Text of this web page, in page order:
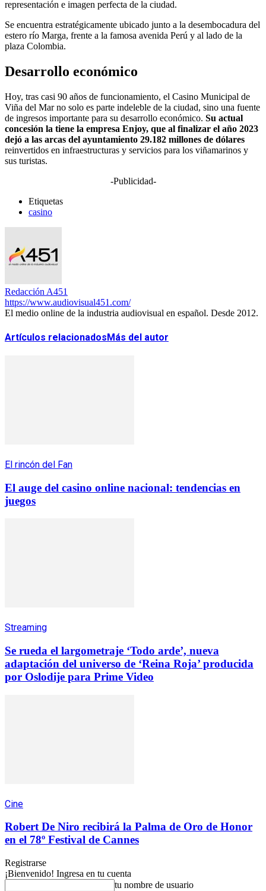
representación e imagen perfecta de la ciudad.
Se encuentra estratégicamente ubicado junto a la desembocadura del
estero río Marga, frente a la famosa avenida Perú y al lado de la
plaza Colombia.
Desarrollo económico
Hoy, tras casi 90 años de funcionamiento, el Casino Municipal de
Viña del Mar no solo es parte indeleble de la ciudad, sino una fuente
de ingresos importante para su desarrollo económico. Su actual
concesión la tiene la empresa Enjoy, que al finalizar el año 2023
dejó a las arcas del ayuntamiento 29.182 millones de dólares
reinvertidos en infraestructuras y servicios para los viñamarinos y
sus turistas.
-Publicidad-
Etiquetas
casino
Redacción A451
https://www.audiovisual451.com/
El medio online de la industria audiovisual en español. Desde 2012.
Artículos relacionadosMás del autor
El rincón del Fan
El auge del casino online nacional: tendencias en
juegos
Streaming
Se rueda el largometraje ‘Todo arde’, nueva
adaptación del universo de ‘Reina Roja’ producida
por Oslodije para Prime Video
Cine
Robert De Niro recibirá la Palma de Oro de Honor
en el 78º Festival de Cannes
Registrarse
¡Bienvenido! Ingresa en tu cuenta
tu nombre de usuario